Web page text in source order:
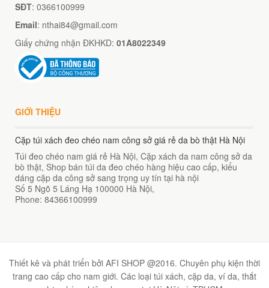
Túi đeo chéo nam công sở da bò sáp đựng tài liệu A4 KT57
GIỎ
SĐT: 0366100999
Email: nthai84@gmail.com
Giấy chứng nhận ĐKHKD: 01A8022349
GIỚI THIỆU
Cặp túi xách đeo chéo nam công sở giá rẻ da bò thật Hà Nội
Túi đeo chéo nam giá rẻ Hà Nội, Cặp xách da nam công sở da
bò thật, Shop bán túi da đeo chéo hàng hiệu cao cấp, kiểu
dáng cặp da công sở sang trọng uy tín tại hà nội
Số 5 Ngõ 5 Láng Hạ 100000 Hà Nội,
Phone: 84366100999
Thiết kê và phát triển bởi AFI SHOP @2016. Chuyên phụ kiện thời
trang cao cấp cho nam giới. Các loại túi xách, cặp da, ví da, thắt